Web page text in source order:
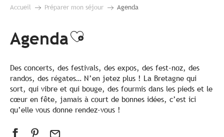
Accueil Préparer mon séjour Agenda
AgendaAjouter aux favoris
Des concerts, des festivals, des expos, des fest-noz, des
randos, des régates… N’en jetez plus ! La Bretagne qui
sort, qui vibre et qui bouge, des fourmis dans les pieds et le
cœur en fête, jamais à court de bonnes idées, c’est ici
qu’elle vous donne rendez-vous !